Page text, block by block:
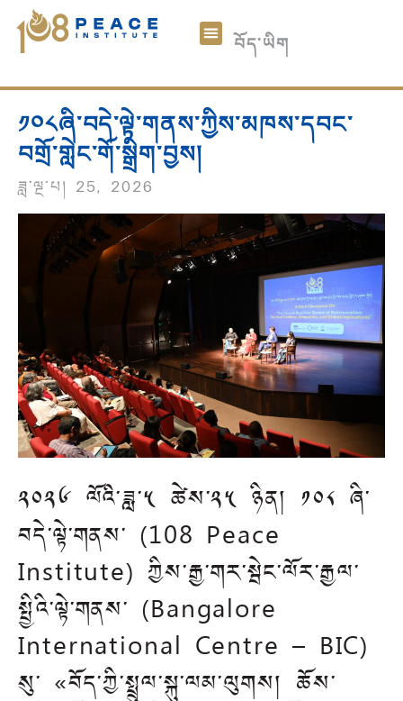
བོད་ཡིག
English
༡༠༨ཞི་བདེ་ལྟེ་གནས་ཀྱིས་མཁས་དབང་
བགྲོ་གླེང་གོ་སྒྲིག་བྱས།
ཟླ་ལྔ་པ། 25, 2026
༢༠༢༦ ལོའི་ཟླ་༥ ཚེས་༢༥ ཉིན། ༡༠༨ ཞི་
བདེ་ལྟེ་གནས་ (108 Peace
Institute) ཀྱིས་རྒྱ་གར་སྦེང་ལོར་རྒྱལ་
སྤྱིའི་ལྟེ་གནས་ (Bangalore
International Centre – BIC)
སུ་ «བོད་ཀྱི་སྤྲུལ་སྐུ་ལམ་ལུགས། ཆོས་